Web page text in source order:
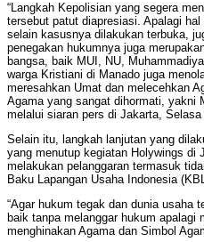
“Langkah Kepolisian yang segera
tersebut patut diapresiasi. Apalagi
selain kasusnya dilakukan terbuka,
penegakan hukumnya juga
bangsa, baik MUI, NU,
warga Kristiani di Manado juga
meresahkan Umat dan melecehkan
Agama yang sangat dihormati, yakni
melalui siaran pers di Jakarta, Selasa
Selain itu, langkah lanjutan yang
yang menutup kegiatan Holywings di
melakukan pelanggaran termasuk
Baku Lapangan Usaha Indonesia
“Agar hukum tegak dan dunia usaha
baik tanpa melanggar hukum apalagi
menghinakan Agama dan Simbol